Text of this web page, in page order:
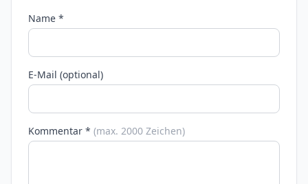
Name *
E-Mail (optional)
Kommentar * (max. 2000 Zeichen)